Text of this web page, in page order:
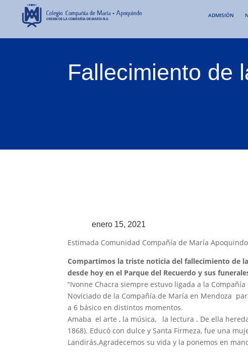
ADMISIÓN
Fallecimiento de
enero 15, 2021
Estimada Comunidad Compañía de María Apoquindo
Compartimos la triste noticia del fallecimiento de
desde hoy en el Parque del Recuerdo y sus
“Ivonne Chacra siempre estuvo ligada a la
Noviciado de la Compañía de María en Mendoza
a 6 básico en distintos momentos.
Amaba el arte , la música, la lectura . De ella
1868). Educó con dulce y Santa Firmeza, fue una
Landirás.Agradecemos su vida y la ponemos en